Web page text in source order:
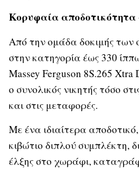
Κορυφαία αποδοτικότητα
Από την ομάδα δοκιμής των
στην κατηγορία έως 330
Massey Ferguson 8S.265 Xtra
ο συνολικός νικητής τόσο
και στις μεταφορές.
Με ένα ιδιαίτερα
κιβώτιο διπλού συμπλέκτη,
έλξης στο χωράφι,